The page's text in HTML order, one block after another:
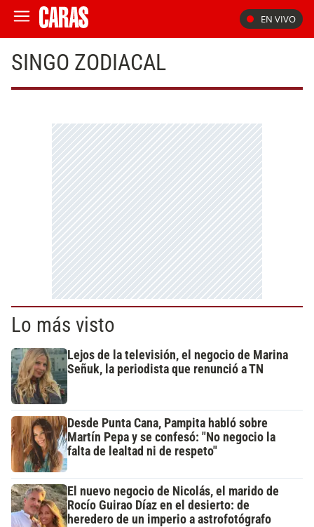
EN VIVO
SINGO ZODIACAL
Lo más visto
Lejos de la televisión, el negocio de Marina
Señuk, la periodista que renunció a TN
Desde Punta Cana, Pampita habló sobre
Martín Pepa y se confesó: "No negocio la
falta de lealtad ni de respeto"
El nuevo negocio de Nicolás, el marido de
Rocío Guirao Díaz en el desierto: de
heredero de un imperio a astrofotógrafo